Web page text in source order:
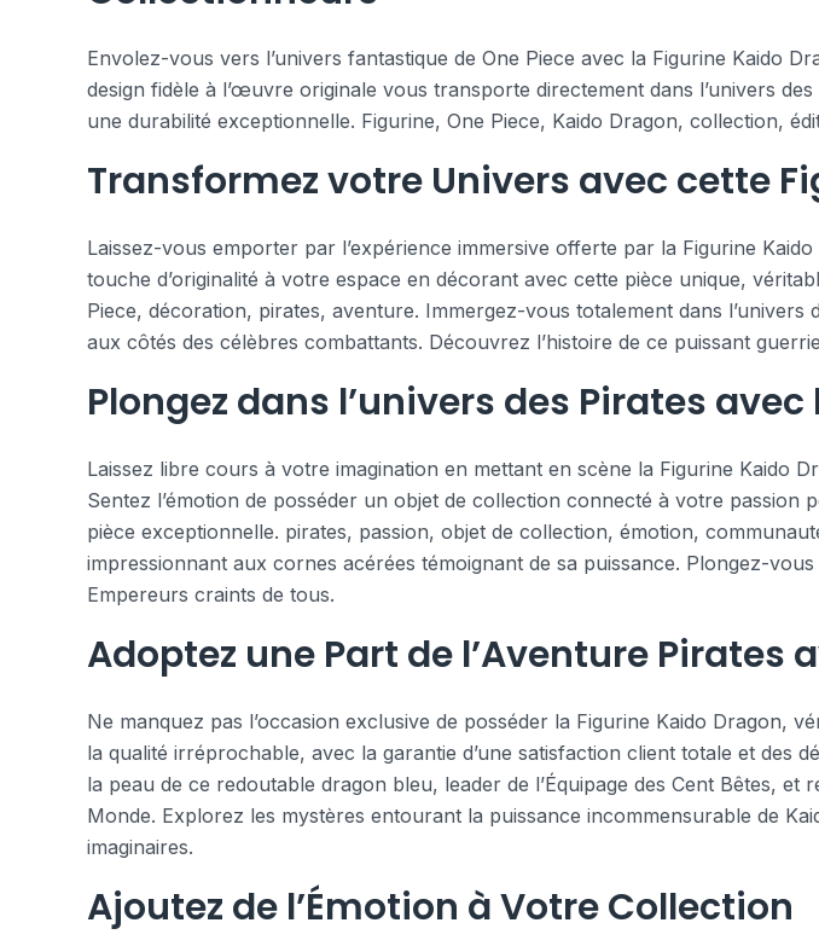
Envolez-vous vers l’univers fantastique de One Piece avec la Figurine Kaido
design fidèle à l’œuvre originale vous transporte directement dans l’univers
une durabilité exceptionnelle. Figurine, One Piece, Kaido Dragon, collection,
Transformez votre Univers avec cette
Laissez-vous emporter par l’expérience immersive offerte par la Figurine
touche d’originalité à votre espace en décorant avec cette pièce unique,
Piece, décoration, pirates, aventure. Immergez-vous totalement dans
aux côtés des célèbres combattants. Découvrez l’histoire de ce puissant
Plongez dans l’univers des Pirates
Laissez libre cours à votre imagination en mettant en scène la Figurine Kaido
Sentez l’émotion de posséder un objet de collection connecté à votre
pièce exceptionnelle. pirates, passion, objet de collection, émotion,
impressionnant aux cornes acérées témoignant de sa puissance. Plongez-
Empereurs craints de tous.
Adoptez une Part de l’Aventure Pirates
Ne manquez pas l’occasion exclusive de posséder la Figurine Kaido Dragon,
la qualité irréprochable, avec la garantie d’une satisfaction client totale et des
la peau de ce redoutable dragon bleu, leader de l’Équipage des Cent Bêtes,
Monde. Explorez les mystères entourant la puissance incommensurable de
imaginaires.
Ajoutez de l’Émotion à Votre Collection